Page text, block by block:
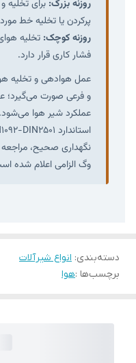
روزنه بزرگ: برای تخلیه
پرکردن یا تخلیه خط
روزنه کوچک: تخلیه
فشار کاری قرار دارد.
عمل هوادهی و تخلیه
و فرعی صورت می‌گیرد؛
عملکرد شیر هوا
نگهداری صحیح، مراجعه
وگ الزامی اعلام شده
دسته‌بندی: انواع شیرآلات
برچسب‌ها :هوا